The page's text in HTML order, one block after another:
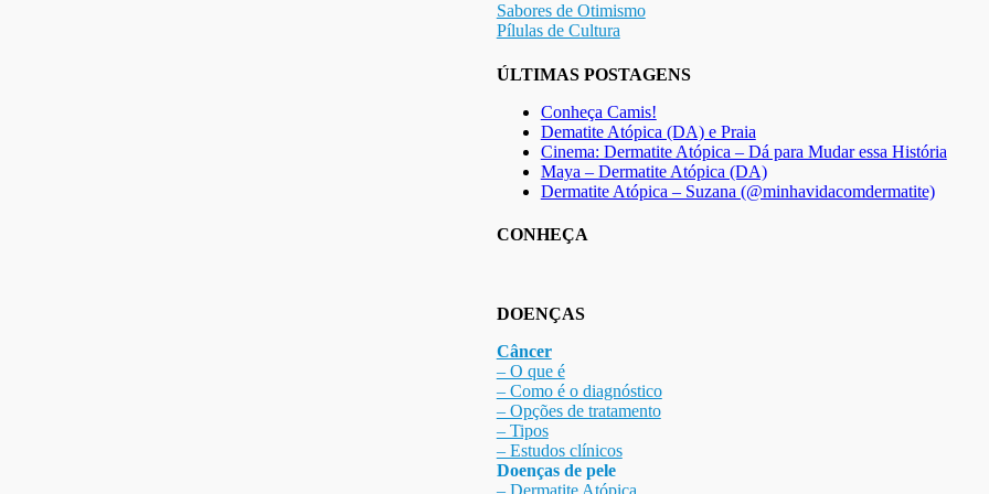
Sabores de Otimismo
Pílulas de Cultura
ÚLTIMAS POSTAGENS
Conheça Camis!
Dematite Atópica (DA) e Praia
Cinema: Dermatite Atópica – Dá para Mudar essa História
Maya – Dermatite Atópica (DA)
Dermatite Atópica – Suzana (@minhavidacomdermatite)
CONHEÇA
DOENÇAS
Câncer
– O que é
– Como é o diagnóstico
– Opções de tratamento
– Tipos
– Estudos clínicos
Doenças de pele